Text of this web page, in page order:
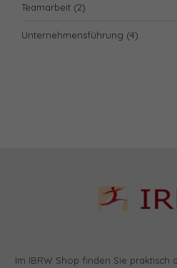
Teamarbeit (2)
Unternehmensführung (4)
Im IBRW Shop finden Sie praktisch